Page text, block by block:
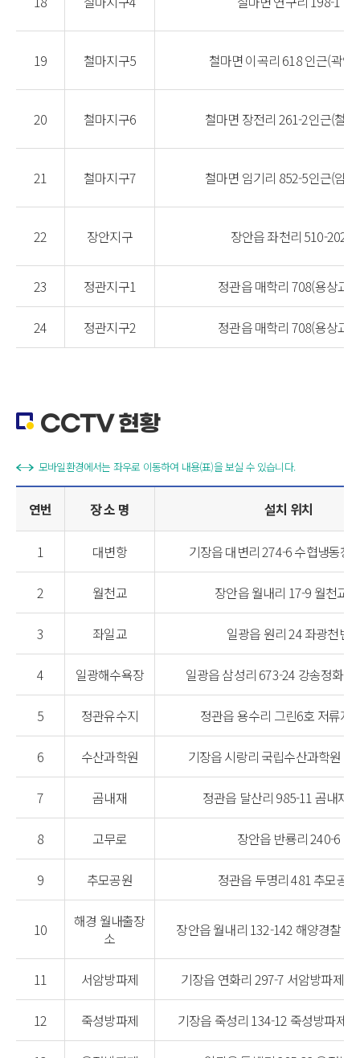
19 철마지구5 철마면 이곡리 618 인근(곽암
20 철마지구6 철마면 장전리 261-2인근(철
21 철마지구7 철마면 임기리 852-5인근(임
22 장안지구 장안읍 좌천리 510-202
23 정관지구1 정관읍 매학리 708(용상교1)
24 정관지구2 정관읍 매학리 708(용상교2)
CCTV 현황
모바일환경에서는 좌우로 이동하여 내용(표)을 보실 수 있습니다.
연번 장 소 명 설치 위치
1 대변항 기장읍 대변리 274-6 수협냉동창
2 월천교 장안읍 월내리 17-9 월천교
3 좌일교 일광읍 원리 24 좌광천변
4 일광해수욕장 일광읍 삼성리 673-24 강송정화장
5 정관유수지 정관읍 용수리 그린6호 저류지
6 수산과학원 기장읍 시랑리 국립수산과학원 본
7 곰내재 정관읍 달산리 985-11 곰내재
8 고무로 장안읍 반룡리 240-6
9 추모공원 정관읍 두명리 481 추모공원
10
해경 월내출장
소
장안읍 월내리 132-142 해양경찰 월
11 서암방파제 기장읍 연화리 297-7 서암방파제(
12 죽성방파제 기장읍 죽성리 134-12 죽성방파제(